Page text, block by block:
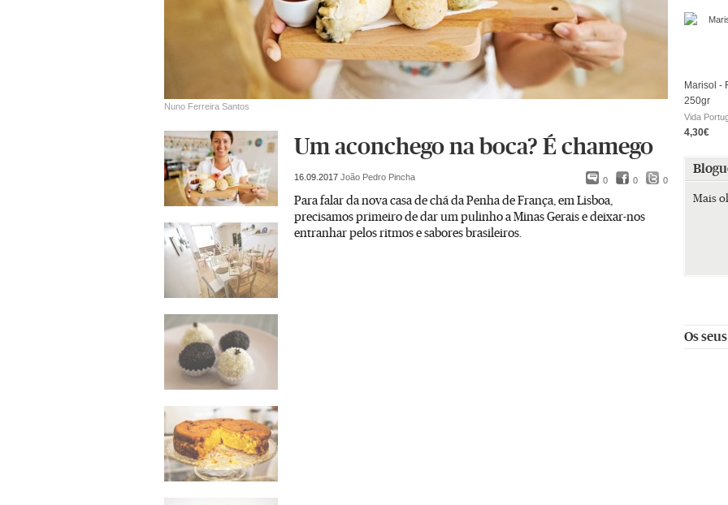
Nuno Ferreira Santos
Um aconchego na boca? É chamego
0 0 0
16.09.2017 João Pedro Pincha
Para falar da nova casa de chá da Penha de França, em Lisboa,
precisamos primeiro de dar um pulinho a Minas Gerais e deixar-nos
entranhar pelos ritmos e sabores brasileiros.
Marisol -
250gr
Vida
4,30€
Mais
Os